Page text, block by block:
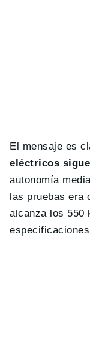
El mensaje es
eléctricos
autonomía
las pruebas era
alcanza los 550